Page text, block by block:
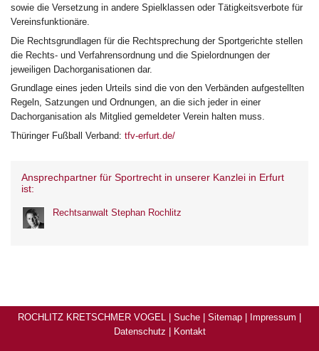
sowie die Versetzung in andere Spielklassen oder Tätigkeitsverbote für
Vereinsfunktionäre.
Die Rechtsgrundlagen für die Rechtsprechung der Sportgerichte stellen
die Rechts- und Verfahrensordnung und die Spielordnungen der
jeweiligen Dachorganisationen dar.
Grundlage eines jeden Urteils sind die von den Verbänden aufgestellten
Regeln, Satzungen und Ordnungen, an die sich jeder in einer
Dachorganisation als Mitglied gemeldeter Verein halten muss.
Thüringer Fußball Verband: tfv-erfurt.de/
Ansprechpartner für Sportrecht in unserer Kanzlei in Erfurt
ist:
Rechtsanwalt Stephan Rochlitz
ROCHLITZ KRETSCHMER VOGEL | Suche Sitemap Impressum
Datenschutz
Kontakt